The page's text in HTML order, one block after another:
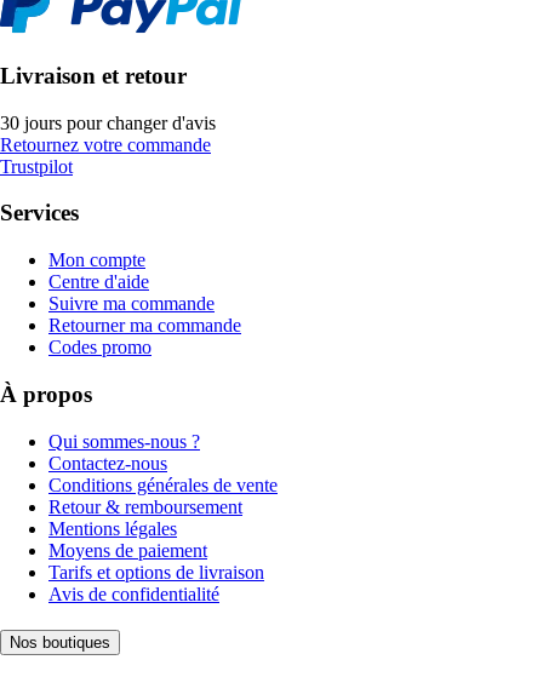
Livraison et retour
30 jours pour changer d'avis
Retournez votre commande
Trustpilot
Services
Mon compte
Centre d'aide
Suivre ma commande
Retourner ma commande
Codes promo
À propos
Qui sommes-nous ?
Contactez-nous
Conditions générales de vente
Retour & remboursement
Mentions légales
Moyens de paiement
Tarifs et options de livraison
Avis de confidentialité
Nos boutiques